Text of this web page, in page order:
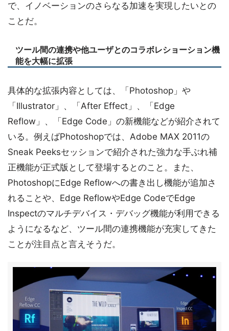
で、イノベーションのさらなる加速を実現したいとの
ことだ。
ツール間の連携や他ユーザとのコラボレショーション機
能を大幅に拡張
具体的な拡張内容としては、「Photoshop」や
「Illustrator」、「After Effect」、「Edge
Reflow」、「Edge Code」の新機能などが紹介されて
いる。例えばPhotoshopでは、Adobe MAX 2011の
Sneak Peeksセッションで紹介された強力な手ぶれ補
正機能が正式版として登場するとのこと。また、
PhotoshopにEdge Reflowへの書き出し機能が追加さ
れることや、Edge ReflowやEdge CodeでEdge
Inspectのマルチデバイス・デバッグ機能が利用できる
ようになるなど、ツール間の連携機能が充実してきた
ことが注目点と言えそうだ。